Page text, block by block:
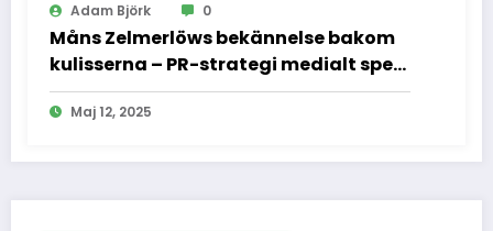
Adam Björk 0
Måns Zelmerlöws bekännelse bakom
kulisserna – PR-strategi medialt spel
och vad vi inte fick se
Maj 12, 2025